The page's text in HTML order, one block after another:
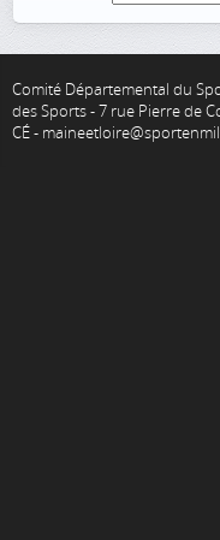
Comité Départemental du
des Sports - 7 rue Pierre de
CÉ -